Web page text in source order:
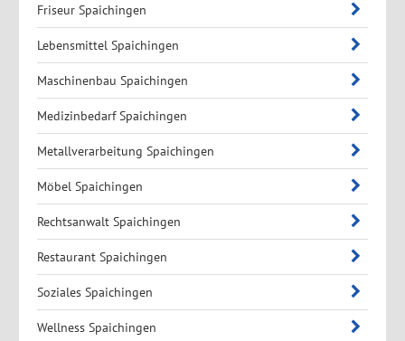
Friseur Spaichingen
Lebensmittel Spaichingen
Maschinenbau Spaichingen
Medizinbedarf Spaichingen
Metallverarbeitung Spaichingen
Möbel Spaichingen
Rechtsanwalt Spaichingen
Restaurant Spaichingen
Soziales Spaichingen
Wellness Spaichingen